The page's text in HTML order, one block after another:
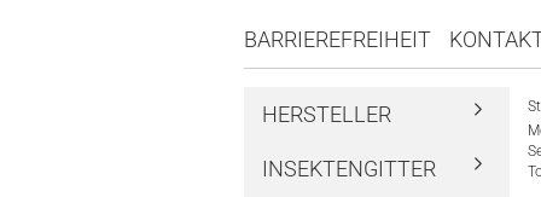
BARRIEREFREIHEIT
HERSTELLER
INSEKTENGITTER